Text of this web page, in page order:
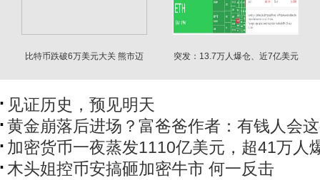
比特币跌破6万美元大关 熊市迈
突发：13.7万人爆仓、近7亿美元
见证历史，预见明天
黄金崩落后进场？富爸爸作者：有钱人会
加密货币一夜蒸发1110亿美元，超41万人
木头姐控币安搞砸加密牛市 何一反击